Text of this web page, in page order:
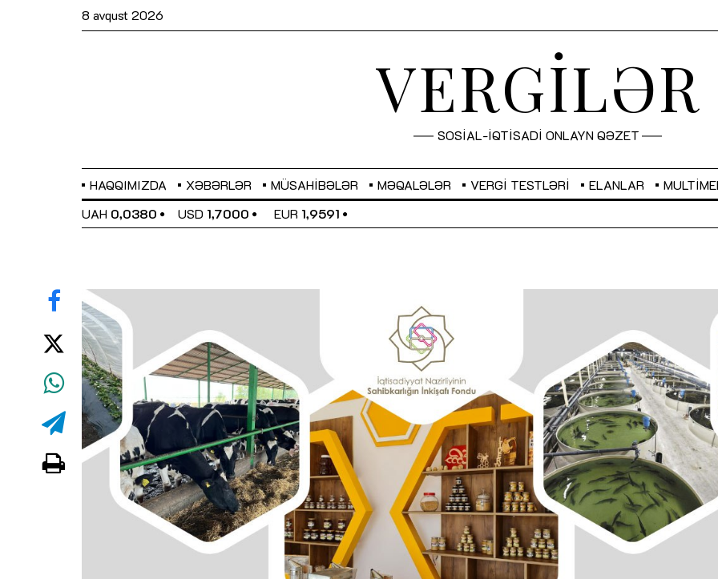
8 avqust 2026
VERGİLƏR
SOSİAL-İQTİSADİ ONLAYN QƏZET
HAQQIMIZDA XƏBƏRLƏR MÜSAHIBƏLƏR MƏQALƏLƏR VERGI TESTLƏRI ELANLAR
UAH 0,0380 USD 1,7000 EUR 1,9591
Sahibkarlıq fəaliyyəti üçün inklüziv
imkanlar yaradan vergi təşviqləri
MƏQALƏ
Dünya iqtisadiyyatında vergi
siyasətinin imperativləriMƏQALƏ
Əvəz Quliyev: “Yumşaq keçid
sayəsində aparılmış islahatın nəticələri
qorunub saxlanılacaq”MÜSAHİBƏ
Maliyyə planlaması prizmasında
büdcəyə baxışMƏQALƏ
Gülminə Məlikzadə: “Azərbaycan
Bacarıqlar Akseleratoru” ixtisaslaşmış
kadrların hazırlanmasını hədəfləyir”
“Düzgün
real iş və sistemli
MÜSAHİBƏ
Nicat İmanov: "Vergi
dəyişikliklər sahibkarlıq
yaxşılaşdırılmasına
MÜSAHİBƏ
Aytən Kərimova:
inklüziv iş mühiti
öyrənən komanda
MÜSAHİBƏ
Azərbaycanda dövlət-özəl
çərçivəsində həyata